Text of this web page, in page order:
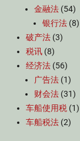
金融法 (54)
银行法 (8)
破产法 (3)
税讯 (8)
经济法 (56)
广告法 (1)
财会法 (31)
车船使用税 (1)
车船税法 (2)